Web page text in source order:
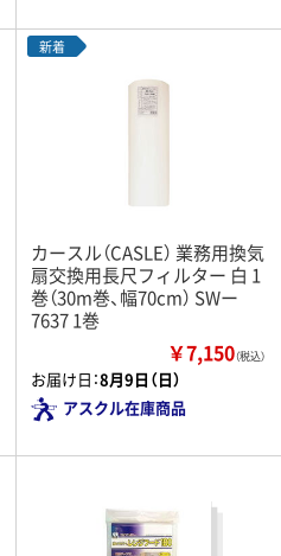
新着
カースル（CASLE） 業務用換気
扇交換用長尺フィルター 白 1
巻（30m巻、幅70cm） SWー
7637 1巻
￥7,150（税込）
お届け日：8月9日（日）
アスクル在庫商品